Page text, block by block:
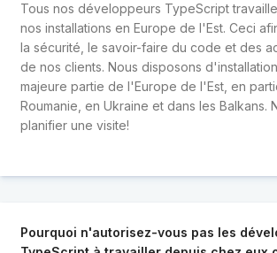
Tous nos développeurs TypeScript
nos installations en Europe de l'Est. Ceci
la sécurité, le savoir-faire du code et des
de nos clients. Nous disposons
majeure partie de l'Europe de l'Est, en
Roumanie, en Ukraine et dans les Balkans.
planifier une visite!
Pourquoi n'autorisez-vous pas les